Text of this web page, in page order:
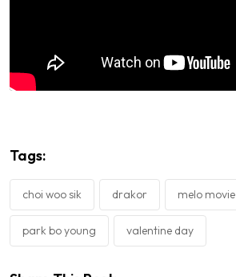
Tags:
choi woo sik drakor melo movie
park bo young valentine day